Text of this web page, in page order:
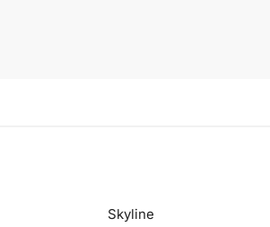
Skyline